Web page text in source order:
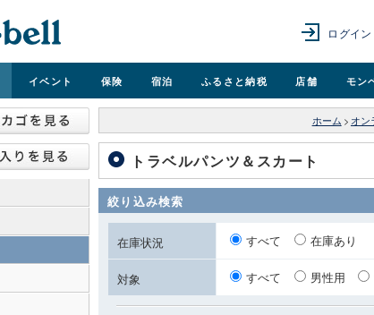
ログイン
イベント 保険 宿泊 ふるさと納税 店舗 モン
ホーム > オン
トラベルパンツ＆スカート
絞り込み検索
在庫状況 すべて 在庫あり
対象 すべて 男性用